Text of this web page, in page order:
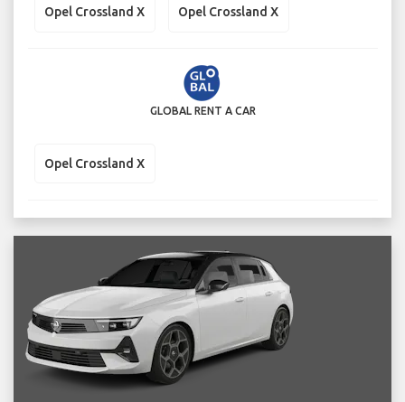
Opel Crossland X Opel Crossland X
GLOBAL RENT A CAR
Opel Crossland X